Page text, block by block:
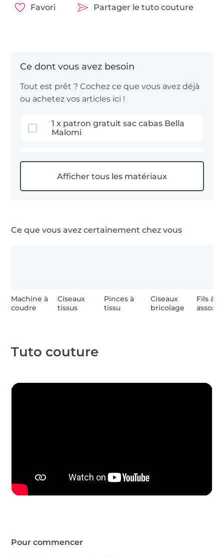
© Laura Wilhelm Textildesign
Uniquement pour un usage privé, non
Favori Partager le tuto couture
Tout est prêt ? Cochez ce que vous avez déjà
ou achetez vos articles ici !
1 x patron gratuit sac cabas Bella
Malomi
0,7 m tissu canvas
0,5 m entoilage
1 x étiquette
Ce que vous avez certainement chez vous
Machine à
coudre
Ciseaux
tissus
Pinces à
tissu
Ciseaux
bricolage
Fils à
assortis
Tuto couture
Pour commencer